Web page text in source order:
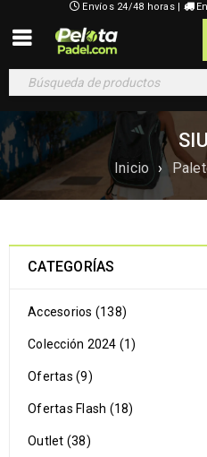
Envíos 24/48 horas |
Inicio ›
CATEGORÍAS
Accesorios (138)
Colección 2024 (1)
Ofertas (9)
Ofertas Flash (18)
Outlet (38)